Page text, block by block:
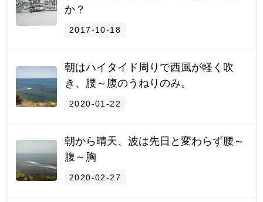
か？
2017-10-18
朝はハイタイド周りで西風が軽く吹
き、腰～腹のうねりのみ。
2020-01-22
朝から晴天、波は先日と変わらず腰～
腹～胸
2020-02-27